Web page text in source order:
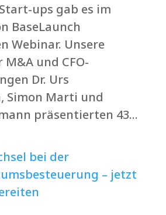
ups gab es im
BaseLaunch
Webinar. Unsere
und CFO-
Dr. Urs
Simon Marti und
präsentierten 43...